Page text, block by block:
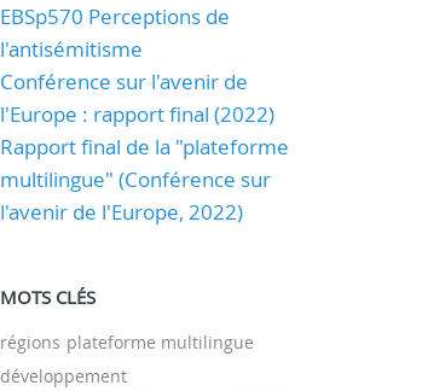
EBSp570 Perceptions de
l'antisémitisme
Conférence sur l'avenir de
l'Europe : rapport final (2022)
Rapport final de la "plateforme
multilingue" (Conférence sur
l'avenir de l'Europe, 2022)
MOTS CLÉS
régions plateforme multilingue
développement